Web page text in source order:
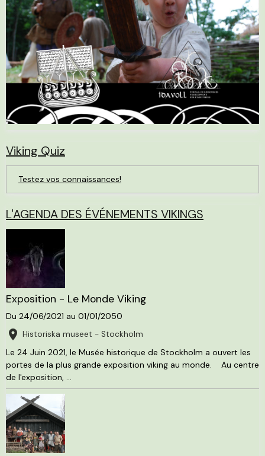
Viking Quiz
Testez vos connaissances!
L'AGENDA DES ÉVÉNEMENTS VIKINGS
Exposition - Le Monde Viking
Du 24/06/2021 au 01/01/2050
Historiska museet - Stockholm
Le 24 Juin 2021, le Musée historique de Stockholm a ouvert les
portes de la plus grande exposition viking au monde. Au centre
de l'exposition, ...